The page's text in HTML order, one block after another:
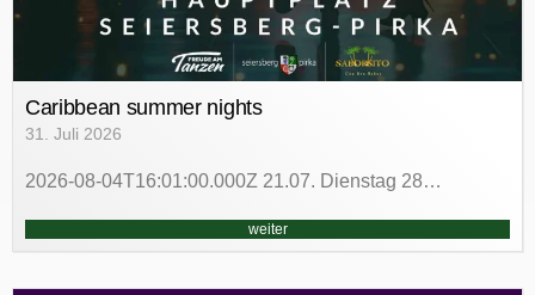
Caribbean summer nights
31. Juli 2026
2026-08-04T16:01:00.000Z 21.07. Dienstag 28…
weiter